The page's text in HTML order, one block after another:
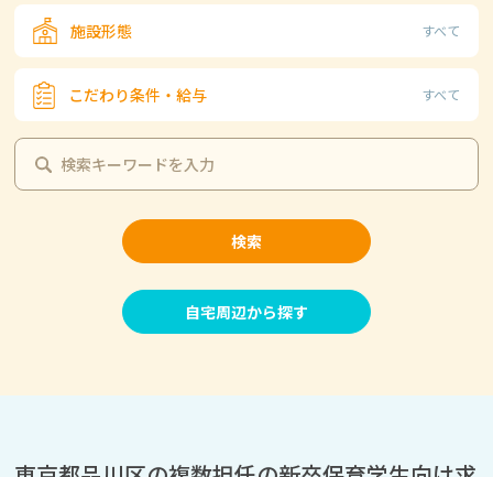
施設形態 すべて
こだわり条件・給与 すべて
検索
自宅周辺から探す